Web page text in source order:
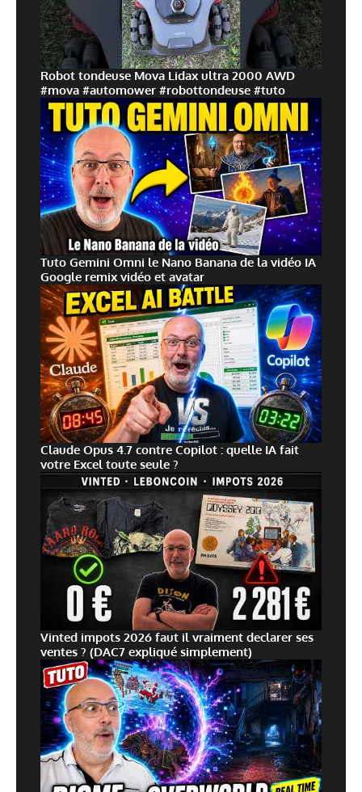
Robot tondeuse Mova Lidax ultra 2000 AWD
#mova #automower #robottondeuse #tuto
Tuto Gemini Omni le Nano Banana de la vidéo IA
Google remix vidéo et avatar
Claude Opus 4.7 contre Copilot : quelle IA fait
votre Excel toute seule ?
Vinted impots 2026 faut il vraiment declarer ses
ventes ? (DAC7 expliqué simplement)